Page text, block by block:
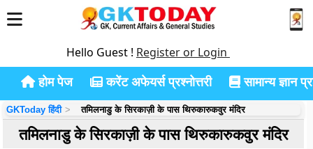
Hello Guest ! Register or Login
होम पेज करेंट अफेयर्स प्रश्नोत्तरी सामान्य ज्ञान
GKToday हिंदी तमिलनाडु के सिरकाज़ी के पास थिरुकारुकवुर मंदिर
तमिलनाडु के सिरकाज़ी के पास थिरुकारुकवुर मंदिर